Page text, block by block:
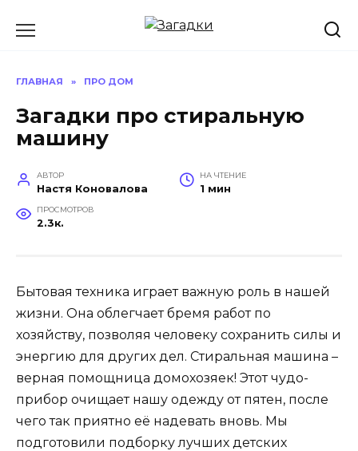
ГЛАВНАЯ » ПРО ДОМ
Загадки про стиральную
машину
АВТОР
Настя Коновалова
НА ЧТЕНИЕ
1 мин
ПРОСМОТРОВ
2.3к.
Бытовая техника играет важную роль в нашей
жизни. Она облегчает бремя работ по
хозяйству, позволяя человеку сохранить силы и
энергию для других дел. Стиральная машина –
верная помощница домохозяек! Этот чудо-
прибор очищает нашу одежду от пятен, после
чего так приятно её надевать вновь. Мы
подготовили подборку лучших детских